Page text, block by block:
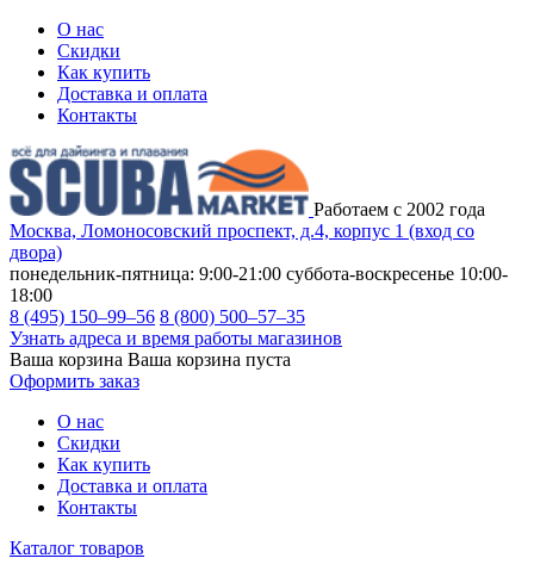
О нас
Скидки
Как купить
Доставка и оплата
Контакты
Работаем с 2002 года
Москва, Ломоносовский проспект, д.4, корпус 1 (вход со
двора)
понедельник-пятница: 9:00-21:00 суббота-воскресенье 10:00-
18:00
8 (495) 150–99–56 8 (800) 500–57–35
Узнать адреса и время работы магазинов
Ваша корзина Ваша корзина пуста
Оформить заказ
О нас
Скидки
Как купить
Доставка и оплата
Контакты
Каталог товаров